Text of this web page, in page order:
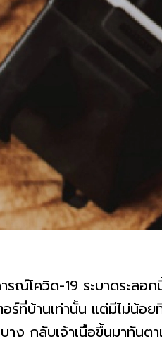
รณ์โควิด-19 ระบาดระล
ร์ที่บ้านเท่านั้น แต่มีไม่น้อ
าง กลับเจ้าเนื้อขึ้นมาทันตา